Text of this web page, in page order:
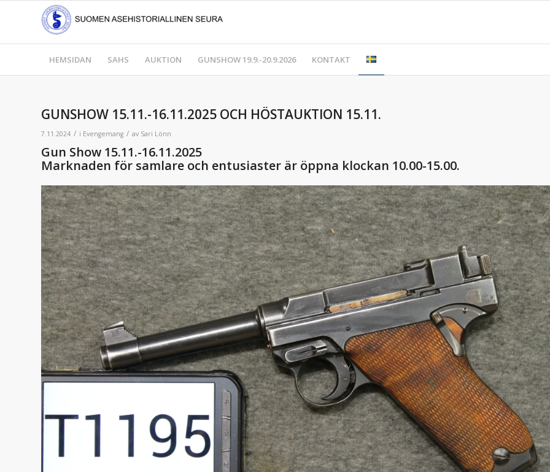
HEMSIDAN SAHS AUKTION GUNSHOW 19.9.-20.9.2026 KONTAKT
GUNSHOW 15.11.-16.11.2025 OCH HÖSTAUKTION 15.11.
7.11.2024 / i Evengemang / av Sari Lönn
Gun Show 15.11.-16.11.2025
Marknaden för samlare och entusiaster är öppna klockan 10.00-15.00.